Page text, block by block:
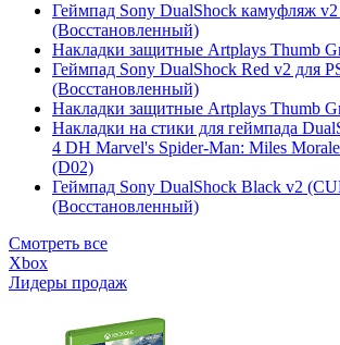
Геймпад Sony DualShock камуфляж
(Восстановленный)
Накладки защитные Artplays Thumb
Геймпад Sony DualShock Red v2 для
(Восстановленный)
Накладки защитные Artplays Thumb
Накладки на стики для геймпада
4 DH Marvel's Spider-Man: Miles
(D02)
Геймпад Sony DualShock Black v2
(Восстановленный)
Смотреть все
Xbox
Лидеры продаж